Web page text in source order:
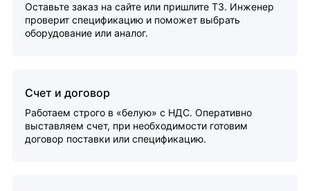
Оставьте заказ на сайте или пришлите ТЗ. Инженер
проверит спецификацию и поможет выбрать
оборудование или аналог.
Счет и договор
Работаем строго в «белую» с НДС. Оперативно
выставляем счет, при необходимости готовим
договор поставки или спецификацию.